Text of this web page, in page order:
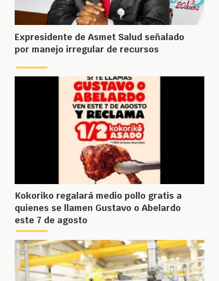
Expresidente de Asmet Salud señalado
por manejo irregular de recursos
Kokoriko regalará medio pollo gratis a
quienes se llamen Gustavo o Abelardo
este 7 de agosto